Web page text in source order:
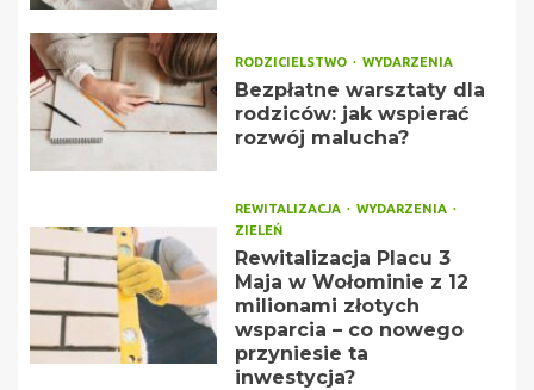
RODZICIELSTWO WYDARZENIA
Bezpłatne warsztaty dla
rodziców: jak wspierać
rozwój malucha?
REWITALIZACJA
WYDARZENIA
ZIELEŃ
Rewitalizacja Placu 3
Maja w Wołominie z 12
milionami złotych
wsparcia – co nowego
przyniesie ta
inwestycja?